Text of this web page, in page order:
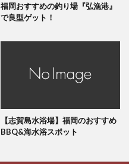
福岡おすすめの釣り場『弘漁港』
で良型ゲット！
【志賀島水浴場】福岡のおすすめ
BBQ&海水浴スポット